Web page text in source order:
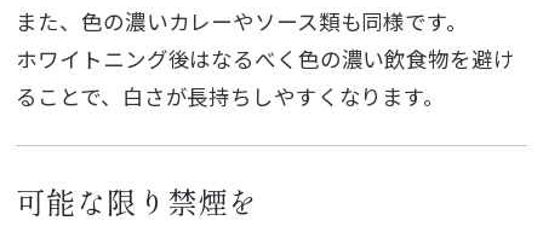
また、色の濃いカレーやソース類も同様です。
ホワイトニング後はなるべく色の濃い飲食物を避け
ることで、白さが長持ちしやすくなります。
可能な限り禁煙を